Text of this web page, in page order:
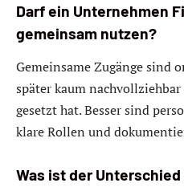
Darf ein Unternehmen
gemeinsam nutzen?
Gemeinsame Zugänge sind
später kaum
gesetzt hat. Besser sind
klare Rollen und
Was ist der